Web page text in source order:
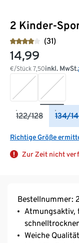
2 Kinder-
(31)
14,99
€/Stück 7,50inkl. MwSt.
122/128 134/
Richtige Größe
Zur Zeit nicht
Bestellnummer:
Atmungsaktiv,
Weiche Qualität